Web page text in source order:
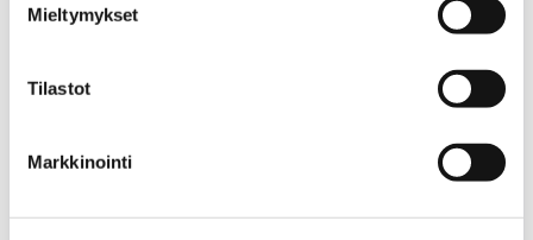
Mieltymykset
Tilastot
Markkinointi
2024